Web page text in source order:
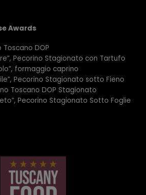
Awards
DOP
Pecorino Stagionato con Tartufo
formaggio caprino
Pecorino Stagionato sotto Fieno
Toscano DOP Stagionato
Pecorino Stagionato Sotto Foglie